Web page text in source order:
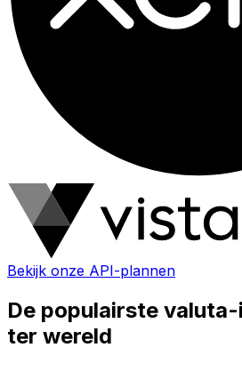
Bekijk onze API-plannen
De populairste
ter wereld